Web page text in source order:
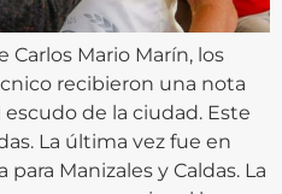
Carlos Mario Marín, los
recibieron una nota
de la ciudad. Este
La última vez fue en
Manizales y Caldas. La